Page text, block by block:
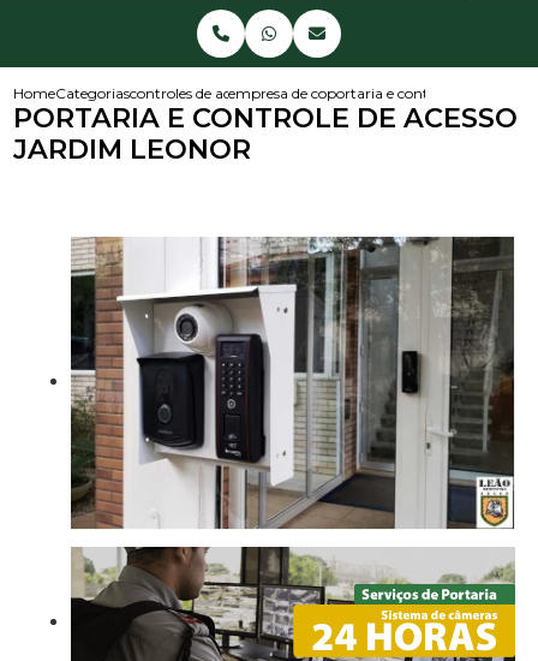
HomeCategoriascontroles de acessoempresa de controle de acessoportaria e controle de acesso
PORTARIA E CONTROLE DE ACESSO
JARDIM LEONOR